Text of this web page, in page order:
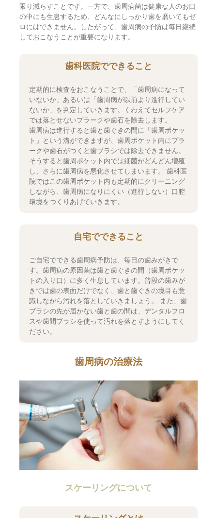
限り減らすことです。一方で、歯周病菌は健康な人のお口
の中にも生息するため、どんなにしっかり歯を磨いてもゼ
ロにはできません。したがって、歯周病の予防は毎日継続
しておこなうことが重要になります。
歯科医院でできること
定期的に検査をおこなうことで、「歯周病になって
いないか」あるいは「歯周病が以前より進行してい
ないか」を判定していきます。くわえてセルフケア
では落とせないプラークや歯石を除去します。
歯周病は進行すると歯と歯ぐきの間に「歯周ポケッ
ト」という溝ができますが、歯周ポケット内にプラ
ークや歯石がつくと歯ブラシでは除去できません。
そうすると歯周ポケット内では細菌がどんどん増殖
し、さらに歯周病を悪化させてしまいます。 歯科医
院ではこの歯周ポケット内も定期的にクリーニング
しながら、歯周病になりにくい（進行しない）口腔
環境をつくりあげていきます。
自宅でできること
ご自宅でできる歯周病予防は、毎日の歯みがきで
す。歯周病の原因菌は歯と歯ぐきの間（歯周ポケッ
トの入り口）に多く生息しています。普段の歯みが
きでは歯の表面だけでなく、歯と歯ぐきの境目も意
識しながら汚れを落としていきましょう。 また、歯
ブラシの先が届かない歯と歯の間は、デンタルフロ
スや歯間ブラシを使って汚れを落とすようにしてく
ださい。
歯周病の治療法
スケーリングについて